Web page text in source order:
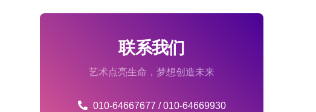
联系我们
艺术点亮生命，梦想创造未来
010-64667677 / 010-64669930